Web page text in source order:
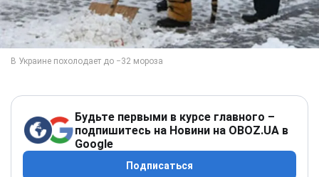
Будьте первыми в курсе главного –
подпишитесь на Новини на OBOZ.UA в
Google
Подписаться